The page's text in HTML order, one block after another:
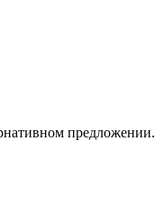
предложении.